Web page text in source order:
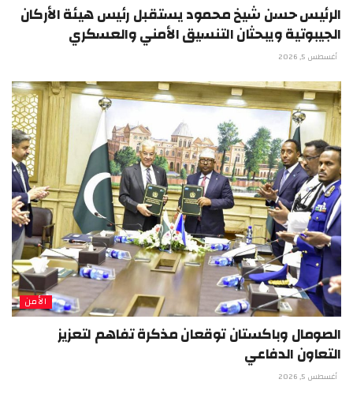
الرئيس حسن شيخ محمود يستقبل رئيس هيئة الأركان
الجيبوتية ويبحثان التنسيق الأمني والعسكري
أغسطس 5, 2026
الأمن
الصومال وباكستان توقعان مذكرة تفاهم لتعزيز
التعاون الدفاعي
أغسطس 5, 2026